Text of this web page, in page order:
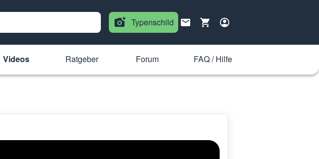
Typenschild
Videos Ratgeber Forum FAQ / Hilfe